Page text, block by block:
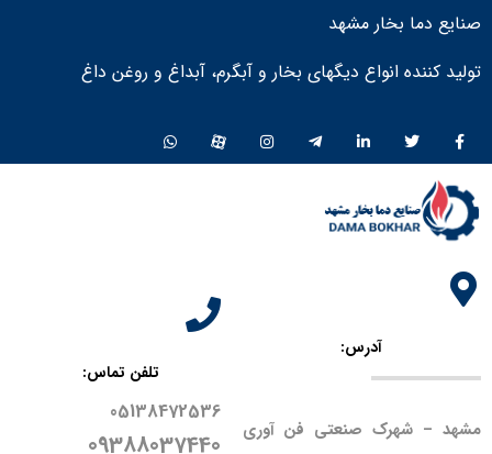
صنایع دما بخار مشهد
تولید کننده انواع دیگهای بخار و آبگرم، آبداغ و روغن داغ ​
آدرس:
مشهد – شهرک صنعتی فن آوری
تلفن تماس:
05138472536
09388037440